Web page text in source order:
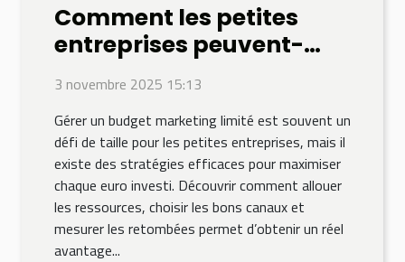
Comment les petites
entreprises peuvent-
elles optimiser leur
budget marketing ?
3 novembre 2025 15:13
Gérer un budget marketing limité est souvent un
défi de taille pour les petites entreprises, mais il
existe des stratégies efficaces pour maximiser
chaque euro investi. Découvrir comment allouer
les ressources, choisir les bons canaux et
mesurer les retombées permet d’obtenir un réel
avantage...